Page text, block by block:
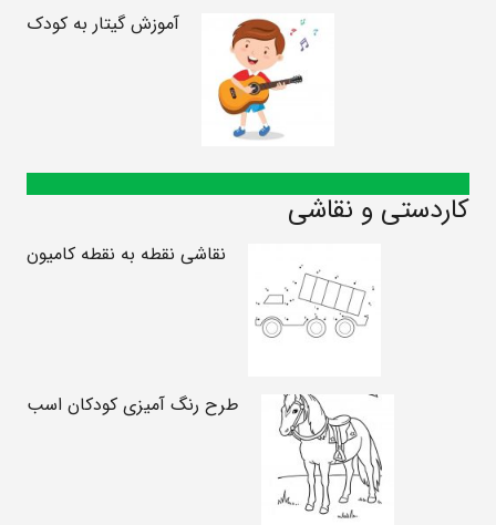
آموزش گیتار به کودک
کاردستی و نقاشی
نقاشی نقطه به نقطه کامیون
طرح رنگ آمیزی کودکان اسب